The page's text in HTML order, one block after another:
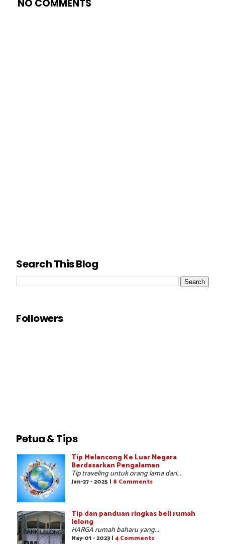
NO COMMENTS
Search This Blog
Followers
Petua & Tips
Tip Melancong Ke Luar Negara
Berdasarkan Pengalaman
Tip traveling untuk orang lama dari...
Jan-27 - 2025 | 8 Comments
Tip dan panduan ringkas beli rumah
lelong
HARGA rumah baharu yang...
May-01 - 2023 | 4 Comments